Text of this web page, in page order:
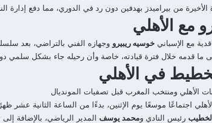
الأخيرة من بيراميدز بهدفين دون رد في الدوري، مما دفع إدارة
مع الأهلي
مع الإسباني خوسيه ريبيرو وجهازه الفني بالتراضي، بعد
قدمه خلال فترة قيادته، خاصة وأن رحيله جاء بشكل سلمي
في الأهلي
الأهلي ومنتخب المغرب قبل تصفيات المونديال
اجتماعًا موسعًا يوم الإثنين، بدءًا من الساعة الثانية عشر
رئيس النادي ومحمد يوسف المدير الرياضي، بالإضافة